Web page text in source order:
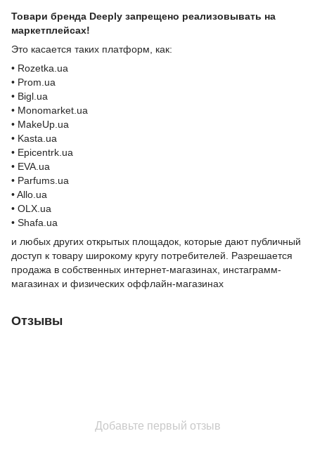
Товари бренда Deeply запрещено реализовывать на
маркетплейсах!
Это касается таких платформ, как:
• Rozetka.ua
• Prom.ua
• Bigl.ua
• Monomarket.ua
• MakeUp.ua
• Kasta.ua
• Epicentrk.ua
• EVA.ua
• Parfums.ua
• Allo.ua
• OLX.ua
• Shafa.ua
и любых других открытых площадок, которые дают публичный
доступ к товару широкому кругу потребителей. Разрешается
продажа в собственных интернет-магазинах, инстаграмм-
магазинах и физических оффлайн-магазинах
Отзывы
Добавьте первый отзыв